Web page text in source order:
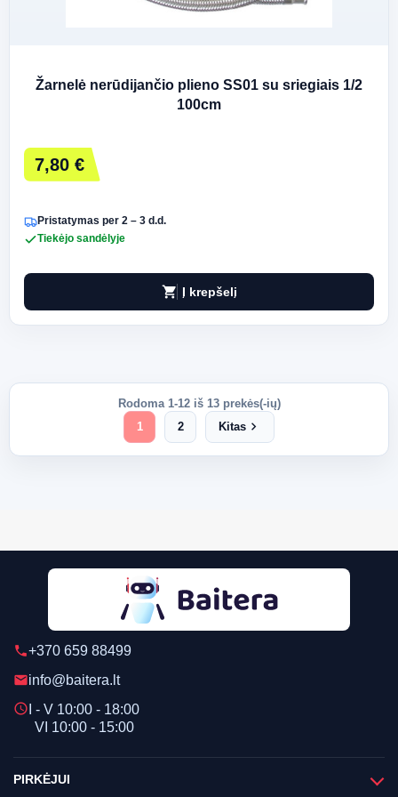
Žarnelė nerūdijančio plieno SS01 su sriegiais 1/2
100cm
7,80 €
Pristatymas per 2 – 3 d.d.
Tiekėjo sandėlyje
shopping_cart Į krepšelį
Rodoma 1-12 iš 13 prekės(-ių)
1
2 Kitas chevron_right
phone+370 659 88499
emailinfo@baitera.lt
schedule I - V 10:00 - 18:00
VI 10:00 - 15:00
PIRKĖJUI